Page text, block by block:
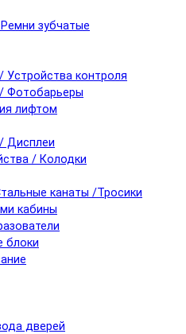
зубчатые
Устройства контроля
Фотобарьеры
лифтом
Дисплеи
/ Колодки
канаты /Тросики
кабины
блоки
дверей